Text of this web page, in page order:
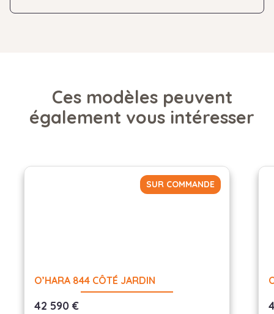
Ces modèles peuvent
également vous intéresser
SUR COMMANDE
O’HARA 844 CÔTÉ JARDIN
42 590 €